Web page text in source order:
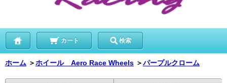
カート 検索
ホーム ＞ホイール Aero Race Wheels ＞パープルクローム